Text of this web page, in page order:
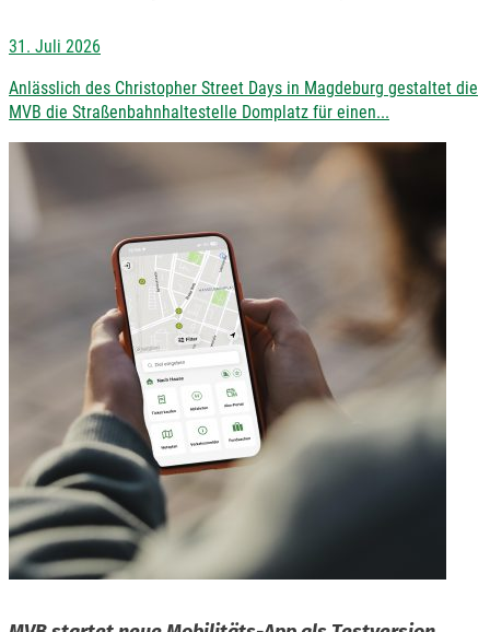
31. Juli 2026
Anlässlich des Christopher Street Days in Magdeburg gestaltet die
MVB die Straßenbahnhaltestelle Domplatz für einen...